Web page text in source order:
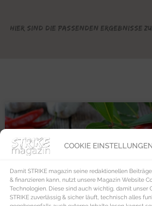
COOKIE
Damit STRIKE magazin seine redaktionellen
& finanzieren kann, nutzt unsere Magazin Website
Technologien. Diese sind auch wichtig, damit unser
STRIKE zuverlässig & sicher läuft, technisch alles
Hier sind die passenden Ergebnisse